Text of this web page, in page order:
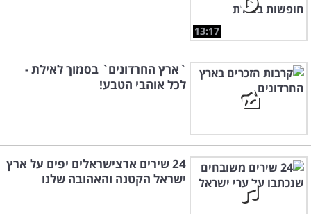
13:17
`ארץ החרדונים` בסמוך לאילת -
לכל אוהבי הטבע!
24 שירים ארצישראלים יפים על ארץ
ישראל הקטנה והאהובה שלנו